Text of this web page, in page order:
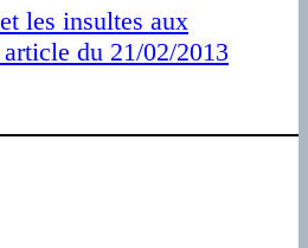
les insultes aux
du 21/02/2013